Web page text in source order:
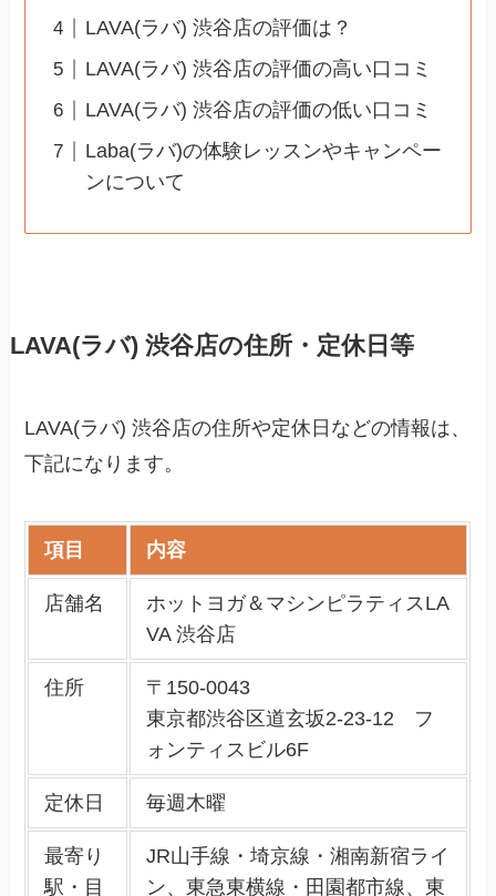
LAVA(ラバ) 渋谷店の評価は？
LAVA(ラバ) 渋谷店の評価の高い口コミ
LAVA(ラバ) 渋谷店の評価の低い口コミ
Laba(ラバ)の体験レッスンやキャンペー
ンについて
LAVA(ラバ) 渋谷店の住所・定休日等
LAVA(ラバ) 渋谷店の住所や定休日などの情報は、
下記になります。
項目 内容
店舗名
ホットヨガ＆マシンピラティスLA
VA 渋谷店
住所
〒150-0043
東京都渋谷区道玄坂2-23-12 フ
ォンティスビル6F
定休日 毎週木曜
最寄り
駅・目
JR山手線・埼京線・湘南新宿ライ
ン、東急東横線・田園都市線、東